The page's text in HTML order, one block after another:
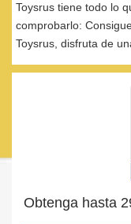
Toysrus tiene todo lo
comprobarlo:
Toysrus, disfruta de